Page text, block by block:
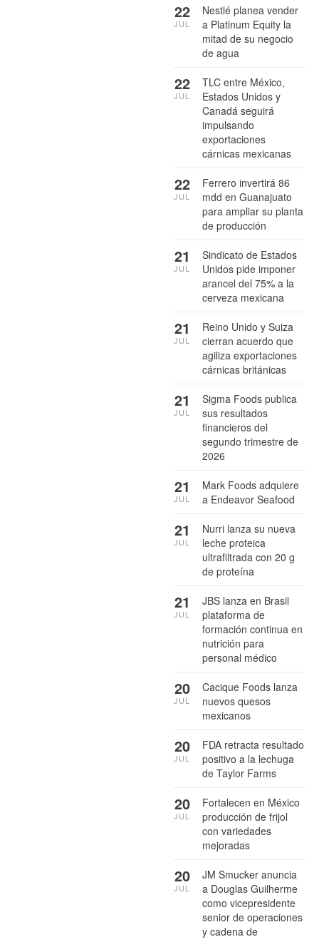
Nestlé planea vender
a Platinum Equity la
mitad de su negocio
de agua
22
JUL
TLC entre México,
Estados Unidos y
Canadá seguirá
impulsando
exportaciones
cárnicas mexicanas
22
JUL
Ferrero invertirá 86
mdd en Guanajuato
para ampliar su planta
de producción
22
JUL
Sindicato de Estados
Unidos pide imponer
arancel del 75% a la
cerveza mexicana
21
JUL
Reino Unido y Suiza
cierran acuerdo que
agiliza exportaciones
cárnicas británicas
21
JUL
Sigma Foods publica
sus resultados
financieros del
segundo trimestre de
2026
21
JUL
Mark Foods adquiere
a Endeavor Seafood
21
JUL
Nurri lanza su nueva
leche proteica
ultrafiltrada con 20 g
de proteína
21
JUL
JBS lanza en Brasil
plataforma de
formación continua en
nutrición para
personal médico
21
JUL
Cacique Foods lanza
nuevos quesos
mexicanos
20
JUL
FDA retracta resultado
positivo a la lechuga
de Taylor Farms
20
JUL
Fortalecen en México
producción de frijol
con variedades
mejoradas
20
JUL
JM Smucker anuncia
a Douglas Guilherme
como vicepresidente
senior de operaciones
y cadena de
20
JUL